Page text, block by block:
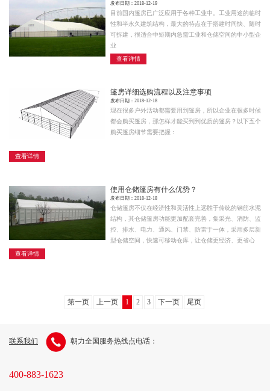
发布日期：2018-12-19
目前国内篷房已广泛应用于各种工业中。工业用途的临时
性和半永久建筑结构，最大的特点在于搭建时间快、随时
可拆建，很适合中短期内急需工业和仓储空间的中小型企
业
查看详情
篷房详细选购流程以及注意事项
发布日期：2018-12-18
现在很多户外活动都需要用到篷房，所以企业在很多时候
都会购买篷房，那怎样才能买到到优质的篷房？以下五个
购买篷房细节需要把握：
查看详情
使用仓储篷房有什么优势？
发布日期：2018-12-18
仓储篷房不仅在经济性和灵活性上远胜于传统的钢筋水泥
结构，其仓储篷房功能更加配套完善，集采光、消防、监
控、排水、电力、通风、门禁、防雷于一体，采用多层新
型仓储空间，快速可移动仓库，让仓储更经济、更省心
查看详情
第一页 上一页 1 2 3 下一页 尾页
联系我们 朝力全国服务热线点电话：
400-883-1623